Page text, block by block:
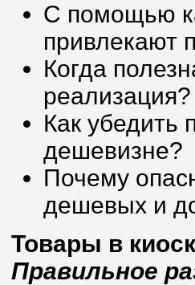
С помощью
привлекают
Когда
реализация?
Как убедить
дешевизне?
Почему
дешевых и
Товары в
Правильное